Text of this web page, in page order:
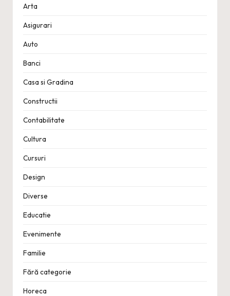
Arta
Asigurari
Auto
Banci
Casa si Gradina
Constructii
Contabilitate
Cultura
Cursuri
Design
Diverse
Educatie
Evenimente
Familie
Fără categorie
Horeca